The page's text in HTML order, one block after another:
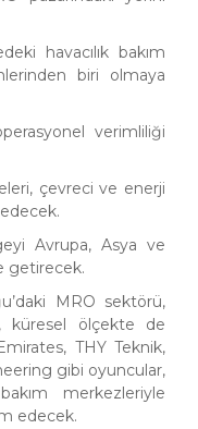
havacılık bakım
biri olmaya
verimliliği
çevreci ve enerji
Avrupa, Asya ve
getirecek.
MRO sektörü,
küresel ölçekte de
THY Teknik,
gibi oyuncular,
merkezleriyle
edecek.